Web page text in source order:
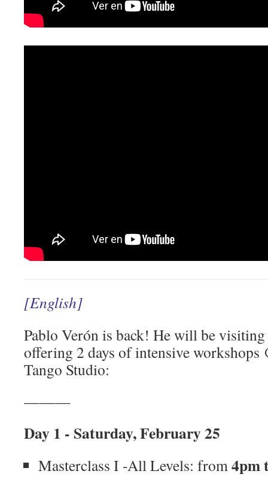
[English]
Pablo Verón is back! He will be
offering 2 days of intensive
Tango Studio:
———
Day 1 - Saturday, February 25
Masterclass I -All Levels: from4pm